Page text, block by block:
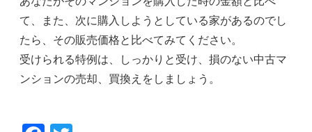
て、また、次に購入しようとしている家があるのでし
たら、その販売価格と比べてみてください。
受けられる特例は、しっかりと受け、損のない中古マ
ンションの売却、買換えをしましょう。